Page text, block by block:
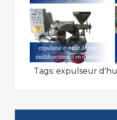
expulseur d' huile de soja
multifonctionnel en malaisie
Tags: expulseur